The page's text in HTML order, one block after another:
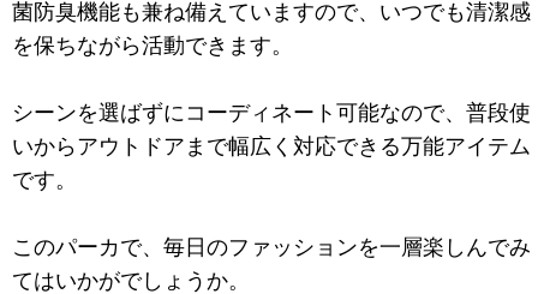
菌防臭機能も兼ね備えていますので、いつでも清潔感
を保ちながら活動できます。
シーンを選ばずにコーディネート可能なので、普段使
いからアウトドアまで幅広く対応できる万能アイテム
です。
このパーカで、毎日のファッションを一層楽しんでみ
てはいかがでしょうか。